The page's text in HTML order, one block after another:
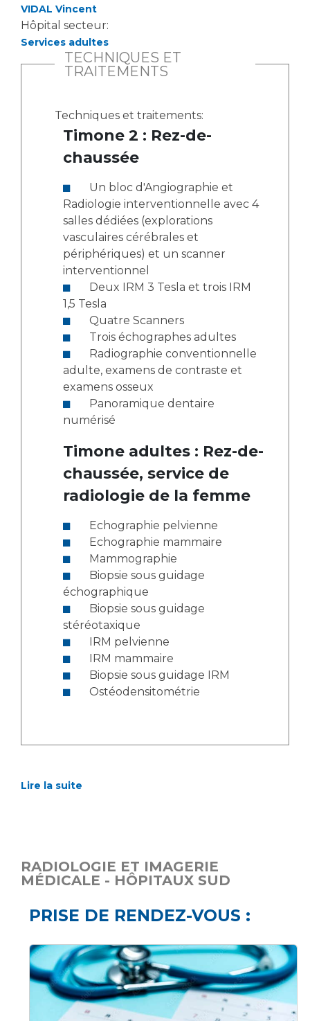
VIDAL Vincent
Hôpital secteur:
Services adultes
TECHNIQUES ET
TRAITEMENTS
Techniques et traitements:
Timone 2 : Rez-de-
chaussée
Radiologie interventionnelle avec 4
salles dédiées (explorations
vasculaires cérébrales et
périphériques) et un scanner
interventionnel
1,5 Tesla
Quatre Scanners
Trois échographes adultes
adulte, examens de contraste et
examens osseux
numérisé
Timone adultes : Rez-de-
chaussée, service de
radiologie de la femme
Echographie pelvienne
Echographie mammaire
Mammographie
échographique
stéréotaxique
IRM pelvienne
IRM mammaire
Biopsie sous guidage IRM
Ostéodensitométrie
Lire la suite
RADIOLOGIE ET IMAGERIE
MÉDICALE - HÔPITAUX SUD
PRISE DE RENDEZ-VOUS :